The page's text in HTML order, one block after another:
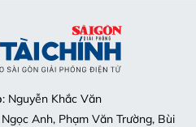
: Nguyễn Khắc Văn
Anh, Phạm Văn Trường, Bùi